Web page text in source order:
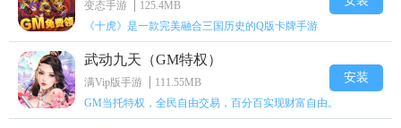
变态手游
125.4MB
《十虎》是一款完美融合三国历史的Q版卡牌手游
武动九天（GM特权）
满Vip版手游
111.55MB
GM当托特权，全民自由交易，百分百实现财富自由。
安装